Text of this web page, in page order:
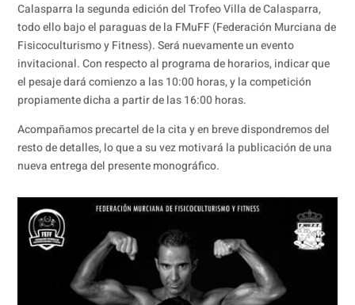
Calasparra la segunda edición del Trofeo Villa de Calasparra,
todo ello bajo el paraguas de la FMuFF (Federación Murciana de
Fisicoculturismo y Fitness). Será nuevamente un evento
invitacional. Con respecto al programa de horarios, indicar que
el pesaje dará comienzo a las 10:00 horas, y la competición
propiamente dicha a partir de las 16:00 horas.
Acompañamos precartel de la cita y en breve dispondremos del
resto de detalles, lo que a su vez motivará la publicación de una
nueva entrega del presente monográfico.